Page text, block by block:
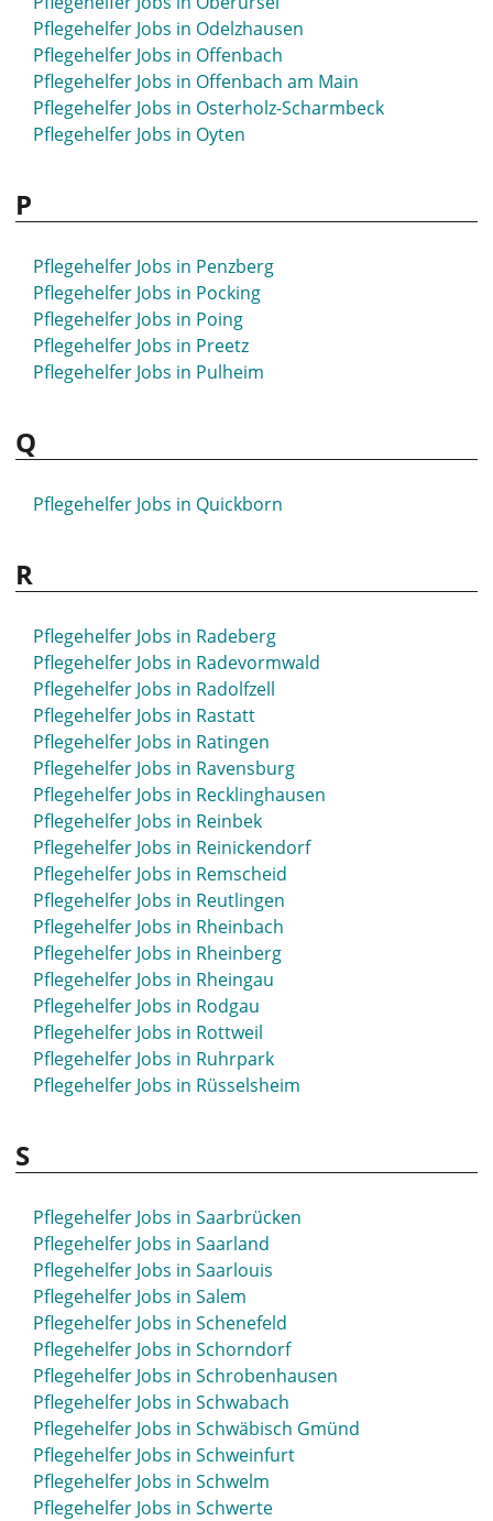
Pflegehelfer Jobs in Odelzhausen
Pflegehelfer Jobs in Offenbach
Pflegehelfer Jobs in Offenbach am Main
Pflegehelfer Jobs in Osterholz-Scharmbeck
Pflegehelfer Jobs in Oyten
P
Pflegehelfer Jobs in Penzberg
Pflegehelfer Jobs in Pocking
Pflegehelfer Jobs in Poing
Pflegehelfer Jobs in Preetz
Pflegehelfer Jobs in Pulheim
Q
Pflegehelfer Jobs in Quickborn
R
Pflegehelfer Jobs in Radeberg
Pflegehelfer Jobs in Radevormwald
Pflegehelfer Jobs in Radolfzell
Pflegehelfer Jobs in Rastatt
Pflegehelfer Jobs in Ratingen
Pflegehelfer Jobs in Ravensburg
Pflegehelfer Jobs in Recklinghausen
Pflegehelfer Jobs in Reinbek
Pflegehelfer Jobs in Reinickendorf
Pflegehelfer Jobs in Remscheid
Pflegehelfer Jobs in Reutlingen
Pflegehelfer Jobs in Rheinbach
Pflegehelfer Jobs in Rheinberg
Pflegehelfer Jobs in Rheingau
Pflegehelfer Jobs in Rodgau
Pflegehelfer Jobs in Rottweil
Pflegehelfer Jobs in Ruhrpark
Pflegehelfer Jobs in Rüsselsheim
S
Pflegehelfer Jobs in Saarbrücken
Pflegehelfer Jobs in Saarland
Pflegehelfer Jobs in Saarlouis
Pflegehelfer Jobs in Salem
Pflegehelfer Jobs in Schenefeld
Pflegehelfer Jobs in Schorndorf
Pflegehelfer Jobs in Schrobenhausen
Pflegehelfer Jobs in Schwabach
Pflegehelfer Jobs in Schwäbisch Gmünd
Pflegehelfer Jobs in Schweinfurt
Pflegehelfer Jobs in Schwelm
Pflegehelfer Jobs in Schwerte